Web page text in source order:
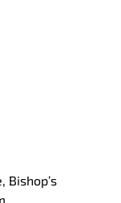
Bishop’s